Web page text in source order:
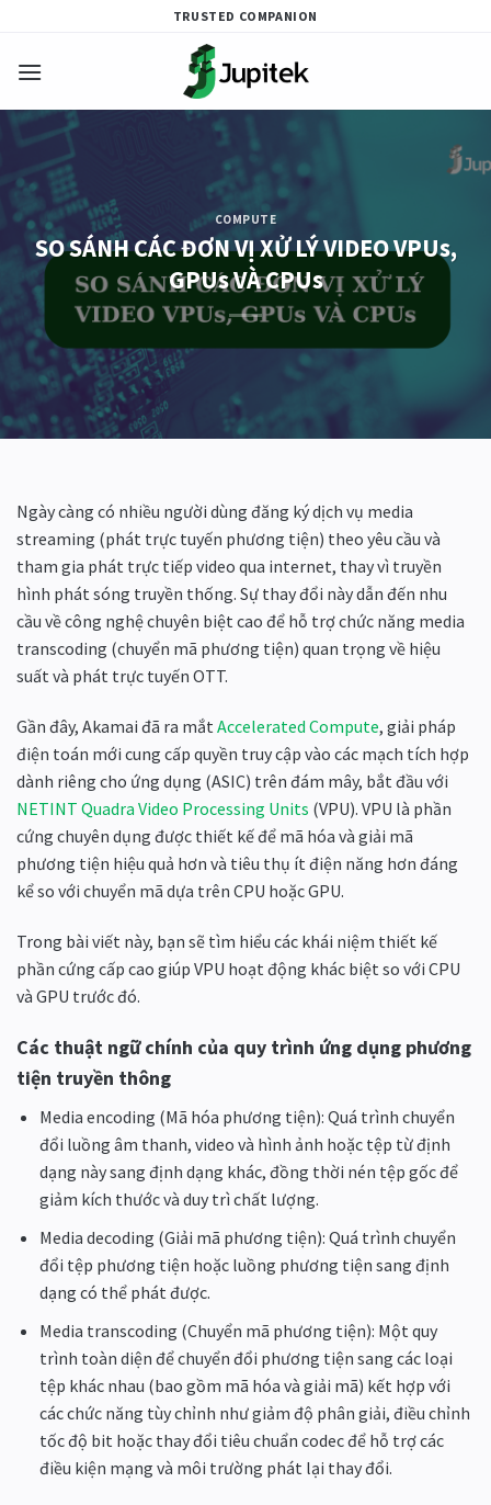
content
TRUSTED COMPANION
COMPUTE
SO SÁNH CÁC ĐƠN VỊ XỬ LÝ VIDEO VPUs,
GPUs VÀ CPUs
Ngày càng có nhiều người dùng đăng ký dịch vụ media
streaming (phát trực tuyến phương tiện) theo yêu cầu và
tham gia phát trực tiếp video qua internet, thay vì truyền
hình phát sóng truyền thống. Sự thay đổi này dẫn đến nhu
cầu về công nghệ chuyên biệt cao để hỗ trợ chức năng media
transcoding (chuyển mã phương tiện) quan trọng về hiệu
suất và phát trực tuyến OTT.
Gần đây, Akamai đã ra mắt Accelerated Compute, giải pháp
điện toán mới cung cấp quyền truy cập vào các mạch tích hợp
dành riêng cho ứng dụng (ASIC) trên đám mây, bắt đầu với
NETINT Quadra Video Processing Units (VPU). VPU là phần
cứng chuyên dụng được thiết kế để mã hóa và giải mã
phương tiện hiệu quả hơn và tiêu thụ ít điện năng hơn đáng
kể so với chuyển mã dựa trên CPU hoặc GPU.
Trong bài viết này, bạn sẽ tìm hiểu các khái niệm thiết kế
phần cứng cấp cao giúp VPU hoạt động khác biệt so với CPU
và GPU trước đó.
Các thuật ngữ chính của quy trình ứng dụng phương
tiện truyền thông
Media encoding (Mã hóa phương tiện): Quá trình chuyển
đổi luồng âm thanh, video và hình ảnh hoặc tệp từ định
dạng này sang định dạng khác, đồng thời nén tệp gốc để
giảm kích thước và duy trì chất lượng.
Media decoding (Giải mã phương tiện): Quá trình chuyển
đổi tệp phương tiện hoặc luồng phương tiện sang định
dạng có thể phát được.
Media transcoding (Chuyển mã phương tiện): Một quy
trình toàn diện để chuyển đổi phương tiện sang các loại
tệp khác nhau (bao gồm mã hóa và giải mã) kết hợp với
các chức năng tùy chỉnh như giảm độ phân giải, điều chỉnh
tốc độ bit hoặc thay đổi tiêu chuẩn codec để hỗ trợ các
điều kiện mạng và môi trường phát lại thay đổi.